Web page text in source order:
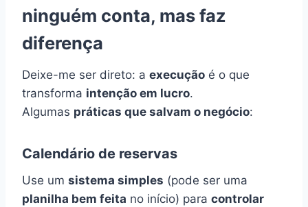
ninguém conta, mas faz
diferença
Deixe-me ser direto: a execução é o que
transforma intenção em lucro.
Algumas práticas que salvam o negócio:
Calendário de reservas
Use um sistema simples (pode ser uma
planilha bem feita no início) para controlar